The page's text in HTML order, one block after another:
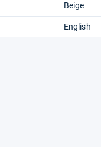
Beige
English